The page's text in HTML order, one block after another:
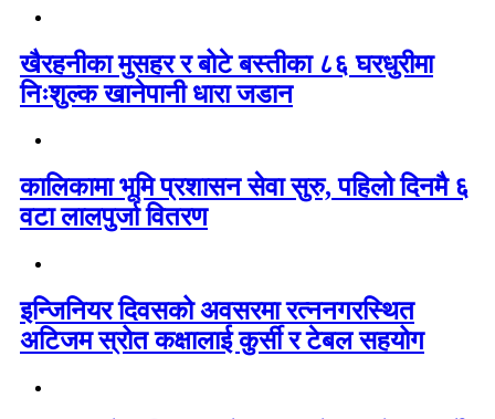
खैरहनीका मुसहर र बोटे बस्तीका ८६ घरधुरीमा
निःशुल्क खानेपानी धारा जडान
कालिकामा भूमि प्रशासन सेवा सुरु, पहिलो दिनमै ६
वटा लालपुर्जा वितरण
इन्जिनियर दिवसको अवसरमा रत्ननगरस्थित
अटिजम स्रोत कक्षालाई कुर्सी र टेबल सहयोग